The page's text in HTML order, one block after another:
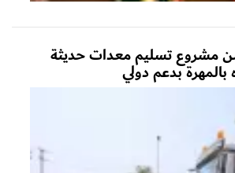
مشروع تسليم معدات حديثة
بدعم دولي